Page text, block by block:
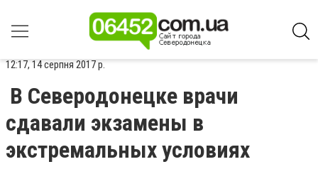
12:17, 14 серпня 2017 р.
В Северодонецке врачи
сдавали экзамены в
экстремальных условиях